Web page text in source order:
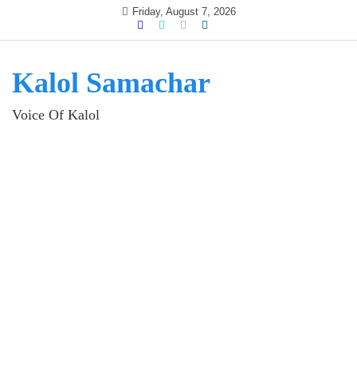
Friday, August 7, 2026
Kalol Samachar
Voice Of Kalol